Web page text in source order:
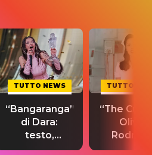
TUTTO NEWS
“Bangaranga”
di Dara:
testo,
traduzione e
TUTTO
“The
Olivia
testo,